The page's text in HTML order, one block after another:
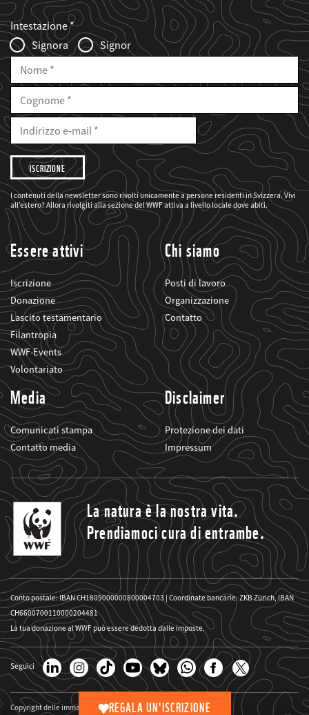
REGALA UN'ISCRIZIONE
Web2Case
Infofelder
Fieldset
anrede_name
Intestazione
Signora
Signor
Nome
Cognome
E-
Mail
Indirizzo
mail
Desidero
che
il
WWF
mi
informi
sui
suoi
progetti
I contenuti della newsletter sono rivolti unicamente a persone residenti in Svizzera. Vivi
all’estero? Allora rivolgiti alla sezione del WWF attiva a livello locale dove abiti.
Essere attivi
Iscrizione
Donazione
Lascito testamentario
Filantropia
WWF-Events
Volontariato
Chi siamo
Posti di lavoro
Organizzazione
Contatto
Media
Comunicati stampa
Contatto media
Disclaimer
Protezione dei dati
Impressum
La natura è la nostra vita.
Prendiamoci cura di entrambe.
Conto postale: IBAN CH1809000000800004703 | Coordinate bancarie: ZKB Zürich, IBAN
CH6600700110000204481
La tua donazione al WWF può essere dedotta dalle imposte.
Seguici
Copyright delle immagini